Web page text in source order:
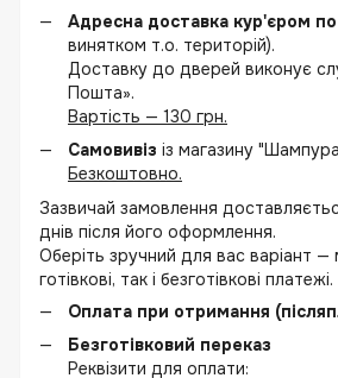
Адресна доставка кур'єром по
винятком т.о. територій).
Доставку до дверей виконує
Пошта».
Вартість — 130 грн.
Самовивіз із магазину
Безкоштовно.
Зазвичай замовлення
днів після його оформлення.
Оберіть зручний для вас варіант
готівкові, так і безготівкові платежі.
Оплата при отримання
Безготівковий переказ
Реквізити для оплати: